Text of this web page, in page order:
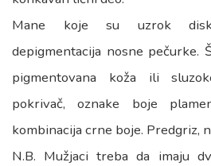
Mane koje su uzrok
depigmentacija nosne pečurke.
pigmentovana koža ili
pokrivač, oznake boje
kombinacija crne boje. Predgriz,
N.B. Mužjaci treba da imaju